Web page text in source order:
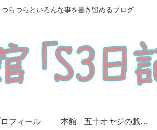
つらつらといろんな事を書き留めるブログ
ロフィール 本館「五十オヤジの戯言日記」